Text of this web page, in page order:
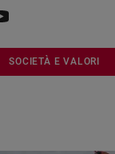
SOCIETÀ E VALORI